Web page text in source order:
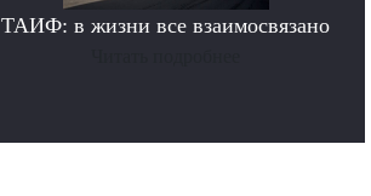
ТАИФ: в жизни все взаимосвязано